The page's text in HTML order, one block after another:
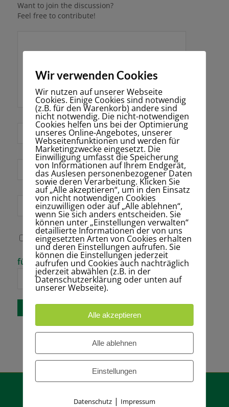
Want to join the discussion?
Feel free to contribute!
Name*
E-Mail-Adresse
*
Website
Name, E-Mail-
Adresse und
Website in
diesem Browser
für meinen
nächsten
Bitte gib eine
Antwort in
Ziffern ein:
fünf + 11 =
Wir verwenden Cookies
Wir nutzen auf unserer Webseite
Cookies. Einige Cookies sind notwendig
(z.B. für den Warenkorb) andere sind
nicht notwendig. Die nicht-notwendigen
Cookies helfen uns bei der Optimierung
unseres Online-Angebotes, unserer
Webseitenfunktionen und werden für
Marketingzwecke eingesetzt. Die
Einwilligung umfasst die Speicherung
von Informationen auf Ihrem Endgerät,
das Auslesen personenbezogener Daten
sowie deren Verarbeitung. Klicken Sie
auf „Alle akzeptieren“, um in den Einsatz
von nicht notwendigen Cookies
einzuwilligen oder auf „Alle ablehnen“,
wenn Sie sich anders entscheiden. Sie
können unter „Einstellungen verwalten“
detaillierte Informationen der von uns
eingesetzten Arten von Cookies erhalten
und deren Einstellungen aufrufen. Sie
können die Einstellungen jederzeit
aufrufen und Cookies auch nachträglich
jederzeit abwählen (z.B. in der
Datenschutzerklärung oder unten auf
unserer Webseite).
Alle akzeptieren
Alle ablehnen
Einstellungen
Datenschutz| Impressum